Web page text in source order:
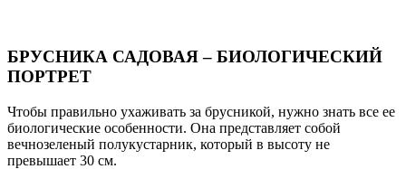
БРУСНИКА САДОВАЯ – БИОЛОГИЧЕСКИЙ
ПОРТРЕТ
Чтобы правильно ухаживать за брусникой, нужно знать все ее
биологические особенности. Она представляет собой
вечнозеленый полукустарник, который в высоту не
превышает 30 см.